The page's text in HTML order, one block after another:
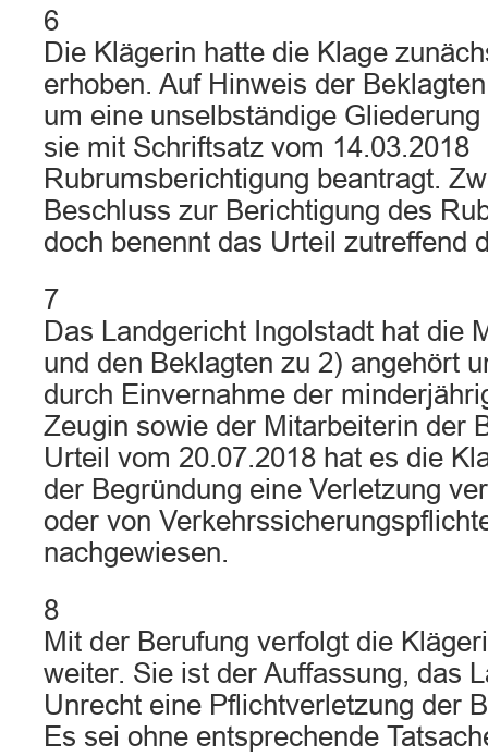
6
Die Klägerin hatte die Klage
erhoben. Auf Hinweis der
um eine unselbständige
sie mit Schriftsatz vom 14.03.2018
Rubrumsberichtigung beantragt.
Beschluss zur Berichtigung des
doch benennt das Urteil zutreffend
7
Das Landgericht Ingolstadt hat die
und den Beklagten zu 2) angehört
durch Einvernahme der
Zeugin sowie der Mitarbeiterin der
Urteil vom 20.07.2018 hat es die
der Begründung eine Verletzung
oder von
nachgewiesen.
8
Mit der Berufung verfolgt die
weiter. Sie ist der Auffassung, das
Unrecht eine Pflichtverletzung der
Es sei ohne entsprechende